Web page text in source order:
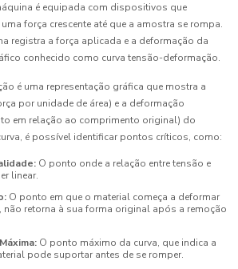
é equipada com dispositivos que
força crescente até que a amostra se rompa.
registra a força aplicada e a deformação da
conhecido como curva tensão-deformação.
é uma representação gráfica que mostra a
por unidade de área) e a deformação
em relação ao comprimento original) do
é possível identificar pontos críticos, como:
O ponto onde a relação entre tensão e
linear.
O ponto em que o material começa a deformar
não retorna à sua forma original após a remoção
O ponto máximo da curva, que indica a
pode suportar antes de se romper.